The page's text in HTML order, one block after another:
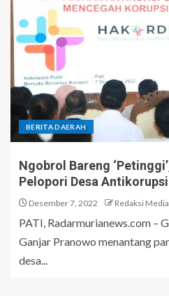
BERITA DAERAH
Ngobrol Bareng
Pelopori Desa
Desember 7, 2022 Redaksi Media
PATI, Radarmurianews.com –
Ganjar Pranowo menantang
desa...